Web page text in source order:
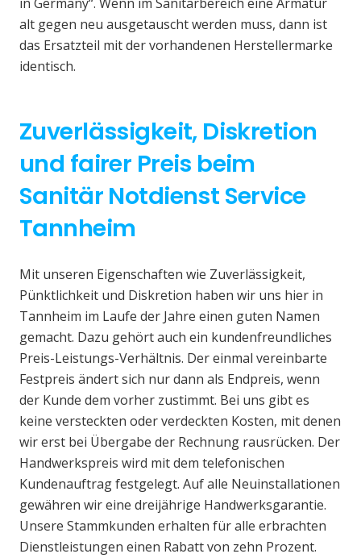
alt gegen neu ausgetauscht werden muss, dann ist
das Ersatzteil mit der vorhandenen Herstellermarke
identisch.
Zuverlässigkeit, Diskretion
und fairer Preis beim
Sanitär Notdienst Service
Tannheim
Mit unseren Eigenschaften wie Zuverlässigkeit,
Pünktlichkeit und Diskretion haben wir uns hier in
Tannheim im Laufe der Jahre einen guten Namen
gemacht. Dazu gehört auch ein kundenfreundliches
Preis-Leistungs-Verhältnis. Der einmal vereinbarte
Festpreis ändert sich nur dann als Endpreis, wenn
der Kunde dem vorher zustimmt. Bei uns gibt es
keine versteckten oder verdeckten Kosten, mit denen
wir erst bei Übergabe der Rechnung rausrücken. Der
Handwerkspreis wird mit dem telefonischen
Kundenauftrag festgelegt. Auf alle Neuinstallationen
gewähren wir eine dreijährige Handwerksgarantie.
Unsere Stammkunden erhalten für alle erbrachten
Dienstleistungen einen Rabatt von zehn Prozent.